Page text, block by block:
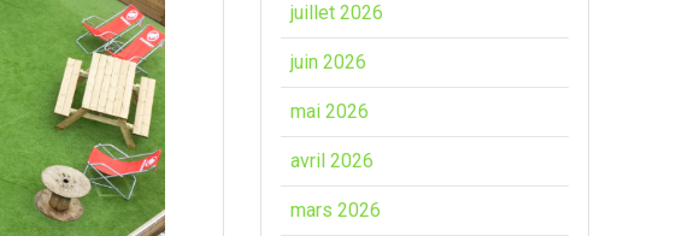
juillet 2026
juin 2026
mai 2026
avril 2026
mars 2026